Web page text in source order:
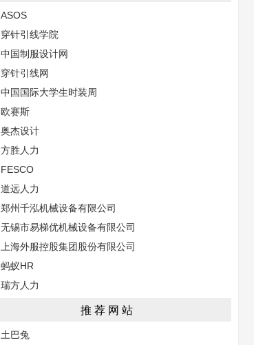
ASOS
穿针引线学院
中国制服设计网
穿针引线网
中国国际大学生时装周
欧赛斯
奥杰设计
方胜人力
FESCO
道远人力
郑州千泓机械设备有限公司
无锡市易梯优机械设备有限公司
上海外服控股集团股份有限公司
蚂蚁HR
瑞方人力
推荐网站
土巴兔